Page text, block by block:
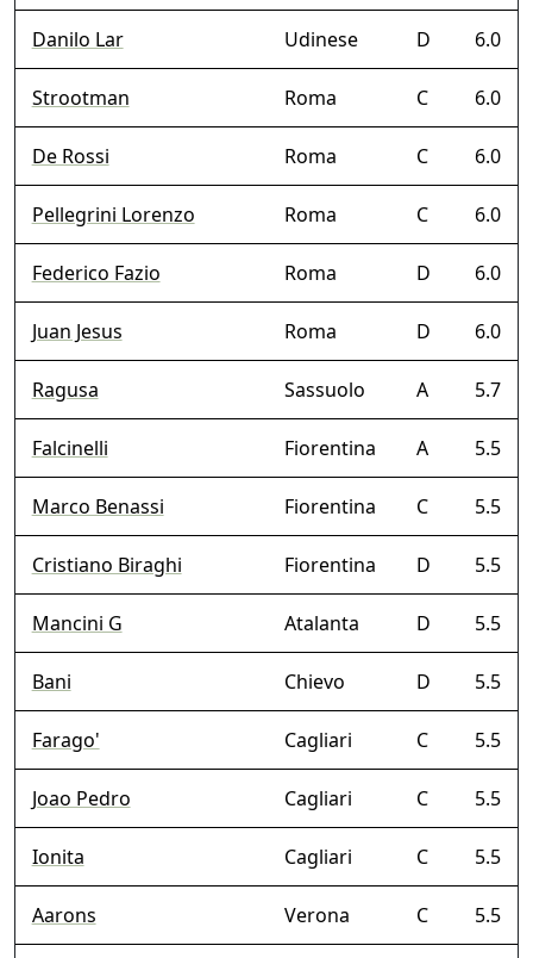
Danilo Lar Udinese D 6.0
Strootman Roma C 6.0
De Rossi Roma C 6.0
Pellegrini Lorenzo Roma C 6.0
Federico Fazio Roma D 6.0
Juan Jesus Roma D 6.0
Ragusa Sassuolo A 5.7
Falcinelli Fiorentina A 5.5
Marco Benassi Fiorentina C 5.5
Cristiano Biraghi Fiorentina D 5.5
Mancini G Atalanta D 5.5
Bani Chievo D 5.5
Farago' Cagliari C 5.5
Joao Pedro Cagliari C 5.5
Ionita Cagliari C 5.5
Aarons Verona C 5.5